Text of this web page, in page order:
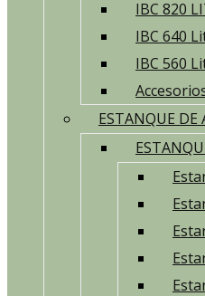
IBC 820
IBC 640
IBC 560
ESTANQUE DE